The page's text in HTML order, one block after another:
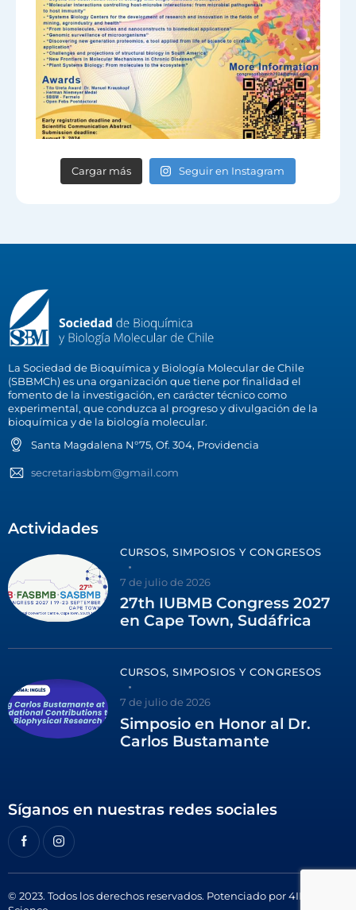
Cargar más Seguir en Instagram
La Sociedad de Bioquímica y Biología Molecular de Chile
(SBBMCh) es una organización que tiene por finalidad el
fomento de la investigación, en carácter técnico como
experimental, que conduzca al progreso y divulgación de la
bioquímica y de la biología molecular.
Santa Magdalena N°75, Of. 304, Providencia
secretariasbbm@gmail.com
Actividades
CURSOS, SIMPOSIOS Y CONGRESOS
7 de julio de 2026
27th IUBMB Congress 2027
en Cape Town, Sudáfrica
CURSOS, SIMPOSIOS Y CONGRESOS
7 de julio de 2026
Simposio en Honor al Dr.
Carlos Bustamante
Síganos en nuestras redes sociales
© 2023. Todos los derechos reservados. Potenciado por4ID